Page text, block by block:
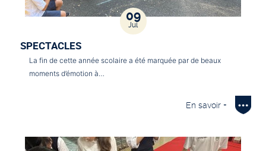
09
Jul
SPECTACLES
La fin de cette année scolaire a été marquée par de beaux
moments d’émotion à…
En savoir +